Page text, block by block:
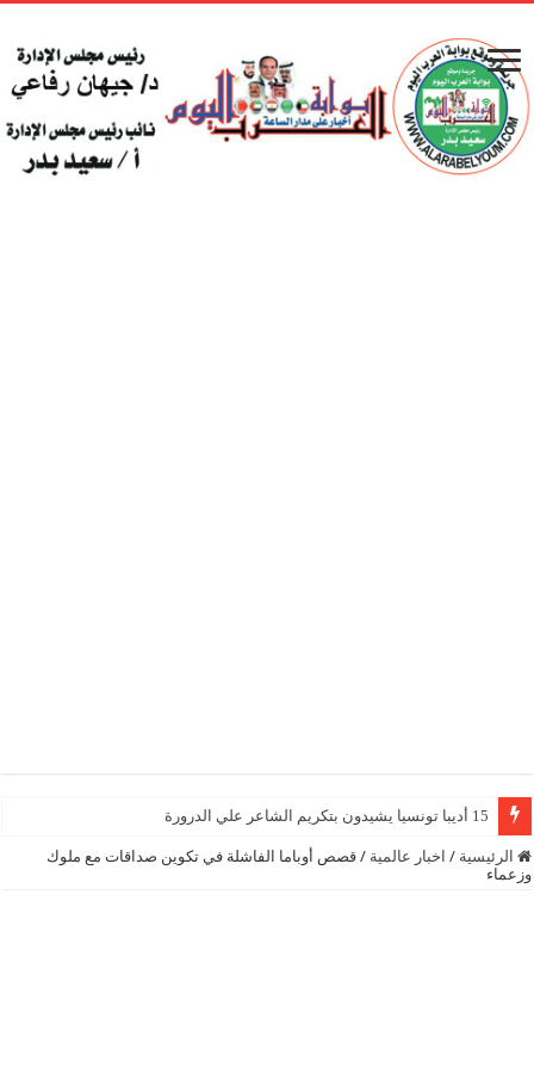
15 أديبا تونسيا يشيدون بتكريم الشاعر علي الدرورة
الرئيسية / اخبار عالمية / قصص أوباما الفاشلة في تكوين صداقات مع ملوك
وزعماء